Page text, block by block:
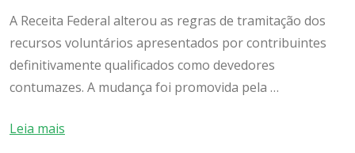
A Receita Federal alterou as regras de tramitação dos
recursos voluntários apresentados por contribuintes
definitivamente qualificados como devedores
contumazes. A mudança foi promovida pela …
Leia mais